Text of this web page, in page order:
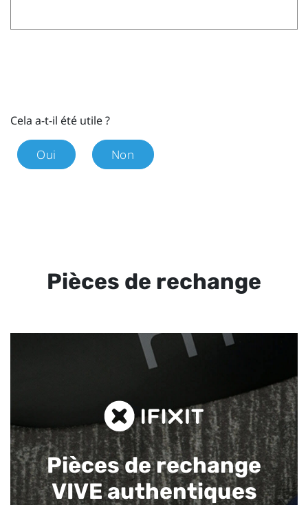
Cela a-t-il été utile ?
Oui Non
Pièces de rechange
Pièces de rechange
VIVE authentiques​